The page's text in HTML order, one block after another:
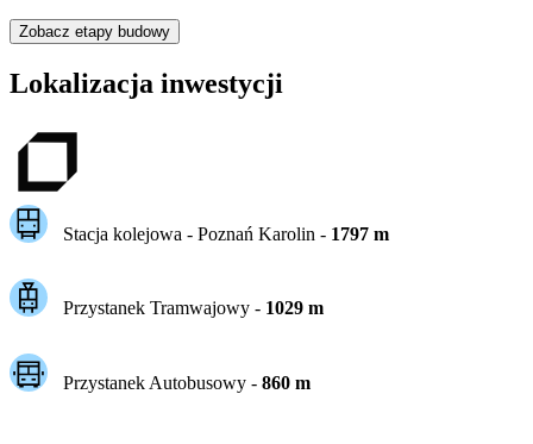
Zobacz etapy budowy
Lokalizacja inwestycji
Stacja kolejowa - Poznań Karolin - 1797m
Przystanek Tramwajowy - 1029m
Przystanek Autobusowy - 860m